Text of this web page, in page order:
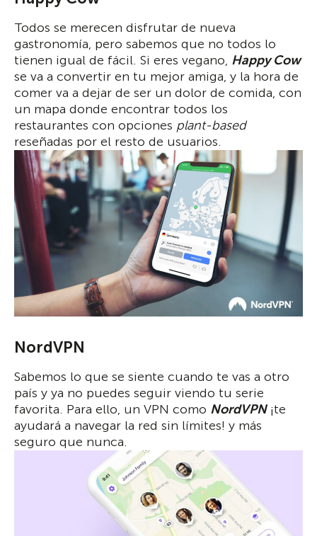
Todos se merecen disfrutar de nueva
gastronomía, pero sabemos que no todos lo
tienen igual de fácil. Si eres vegano, Happy Cow
se va a convertir en tu mejor amiga, y la hora de
comer va a dejar de ser un dolor de comida, con
un mapa donde encontrar todos los
restaurantes con opciones plant-based
reseñadas por el resto de usuarios.
NordVPN
Sabemos lo que se siente cuando te vas a otro
país y ya no puedes seguir viendo tu serie
favorita. Para ello, un VPN como NordVPN¡te
ayudará a navegar la red sin límites! y más
seguro que nunca.